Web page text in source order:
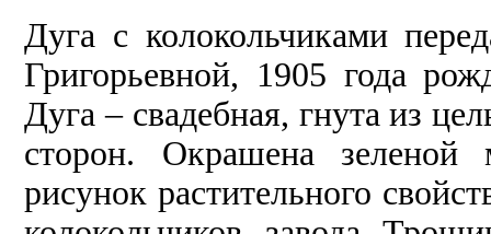
Дуга с колокольчиками
Григорьевной, 1905 года
Дуга – свадебная, гнута из
сторон. Окрашена зеленой
рисунок растительного